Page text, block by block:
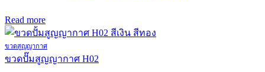
Read more
ขวดสูญญากาศ
ขวดปั๊มสูญญากาศ H02